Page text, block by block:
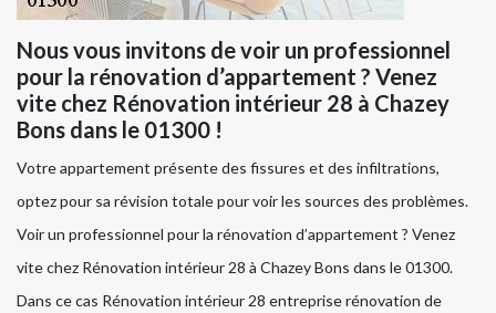
Nous vous invitons de voir un professionnel
pour la rénovation d’appartement ? Venez
vite chez Rénovation intérieur 28 à Chazey
Bons dans le 01300 !
Votre appartement présente des fissures et des infiltrations,
optez pour sa révision totale pour voir les sources des problèmes.
Voir un professionnel pour la rénovation d’appartement ? Venez
vite chez Rénovation intérieur 28 à Chazey Bons dans le 01300.
Dans ce cas Rénovation intérieur 28 entreprise rénovation de